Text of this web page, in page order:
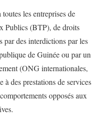
les entreprises de
Publics (BTP), de droits
par des interdictions par les
de Guinée ou par un
(ONG internationales,
des prestations de services
opposés aux